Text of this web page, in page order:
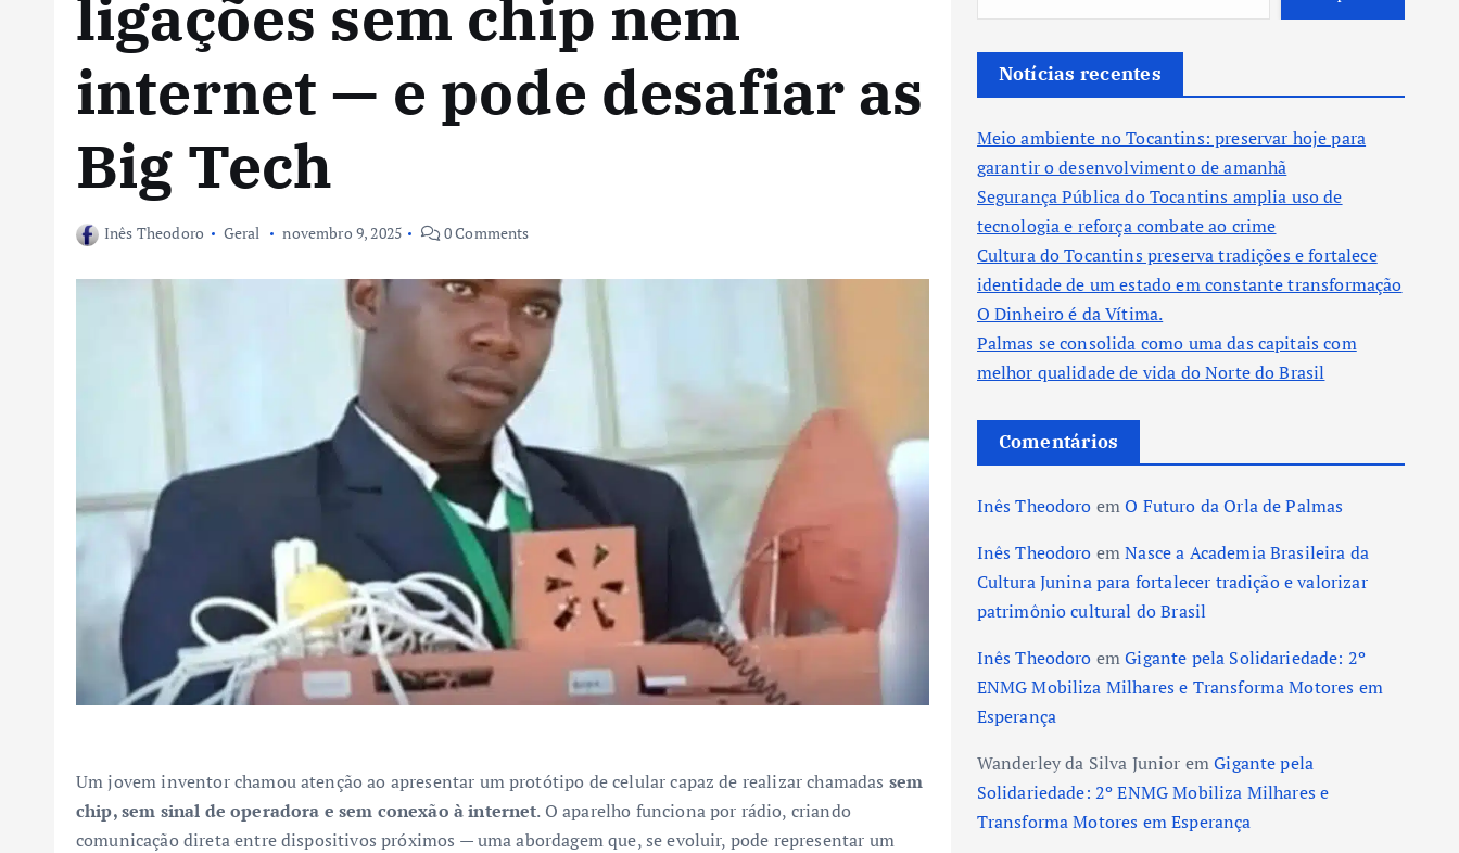
ligações sem chip nem
internet — e pode desafiar as
Big Tech
Inês Theodoro Geral novembro 9, 2025 0 Comments
Um jovem inventor chamou atenção ao apresentar um protótipo de celular capaz de realizar chamadas sem
chip, sem sinal de operadora e sem conexão à internet. O aparelho funciona por rádio, criando
comunicação direta entre dispositivos próximos — uma abordagem que, se evoluir, pode representar um
Notícias recentes
Meio ambiente no Tocantins: preservar hoje para
garantir o desenvolvimento de amanhã
Segurança Pública do Tocantins amplia uso de
tecnologia e reforça combate ao crime
Cultura do Tocantins preserva tradições e fortalece
identidade de um estado em constante transformação
O Dinheiro é da Vítima.
Palmas se consolida como uma das capitais com
melhor qualidade de vida do Norte do Brasil
Comentários
Inês Theodoro emO Futuro da Orla de Palmas
Inês Theodoro emNasce a Academia Brasileira da
Cultura Junina para fortalecer tradição e valorizar
patrimônio cultural do Brasil
Inês Theodoro emGigante pela Solidariedade: 2º
ENMG Mobiliza Milhares e Transforma Motores em
Esperança
Wanderley da Silva Junior emGigante pela
Solidariedade: 2º ENMG Mobiliza Milhares e
Transforma Motores em Esperança